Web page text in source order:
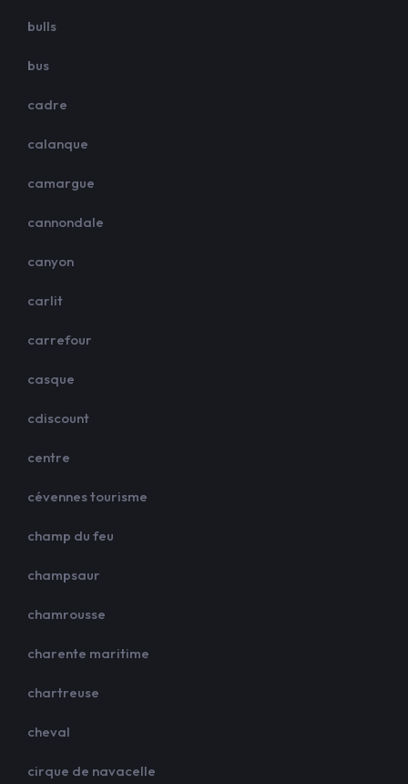
bulls
bus
cadre
calanque
camargue
cannondale
canyon
carlit
carrefour
casque
cdiscount
centre
cévennes tourisme
champ du feu
champsaur
chamrousse
charente maritime
chartreuse
cheval
cirque de navacelle